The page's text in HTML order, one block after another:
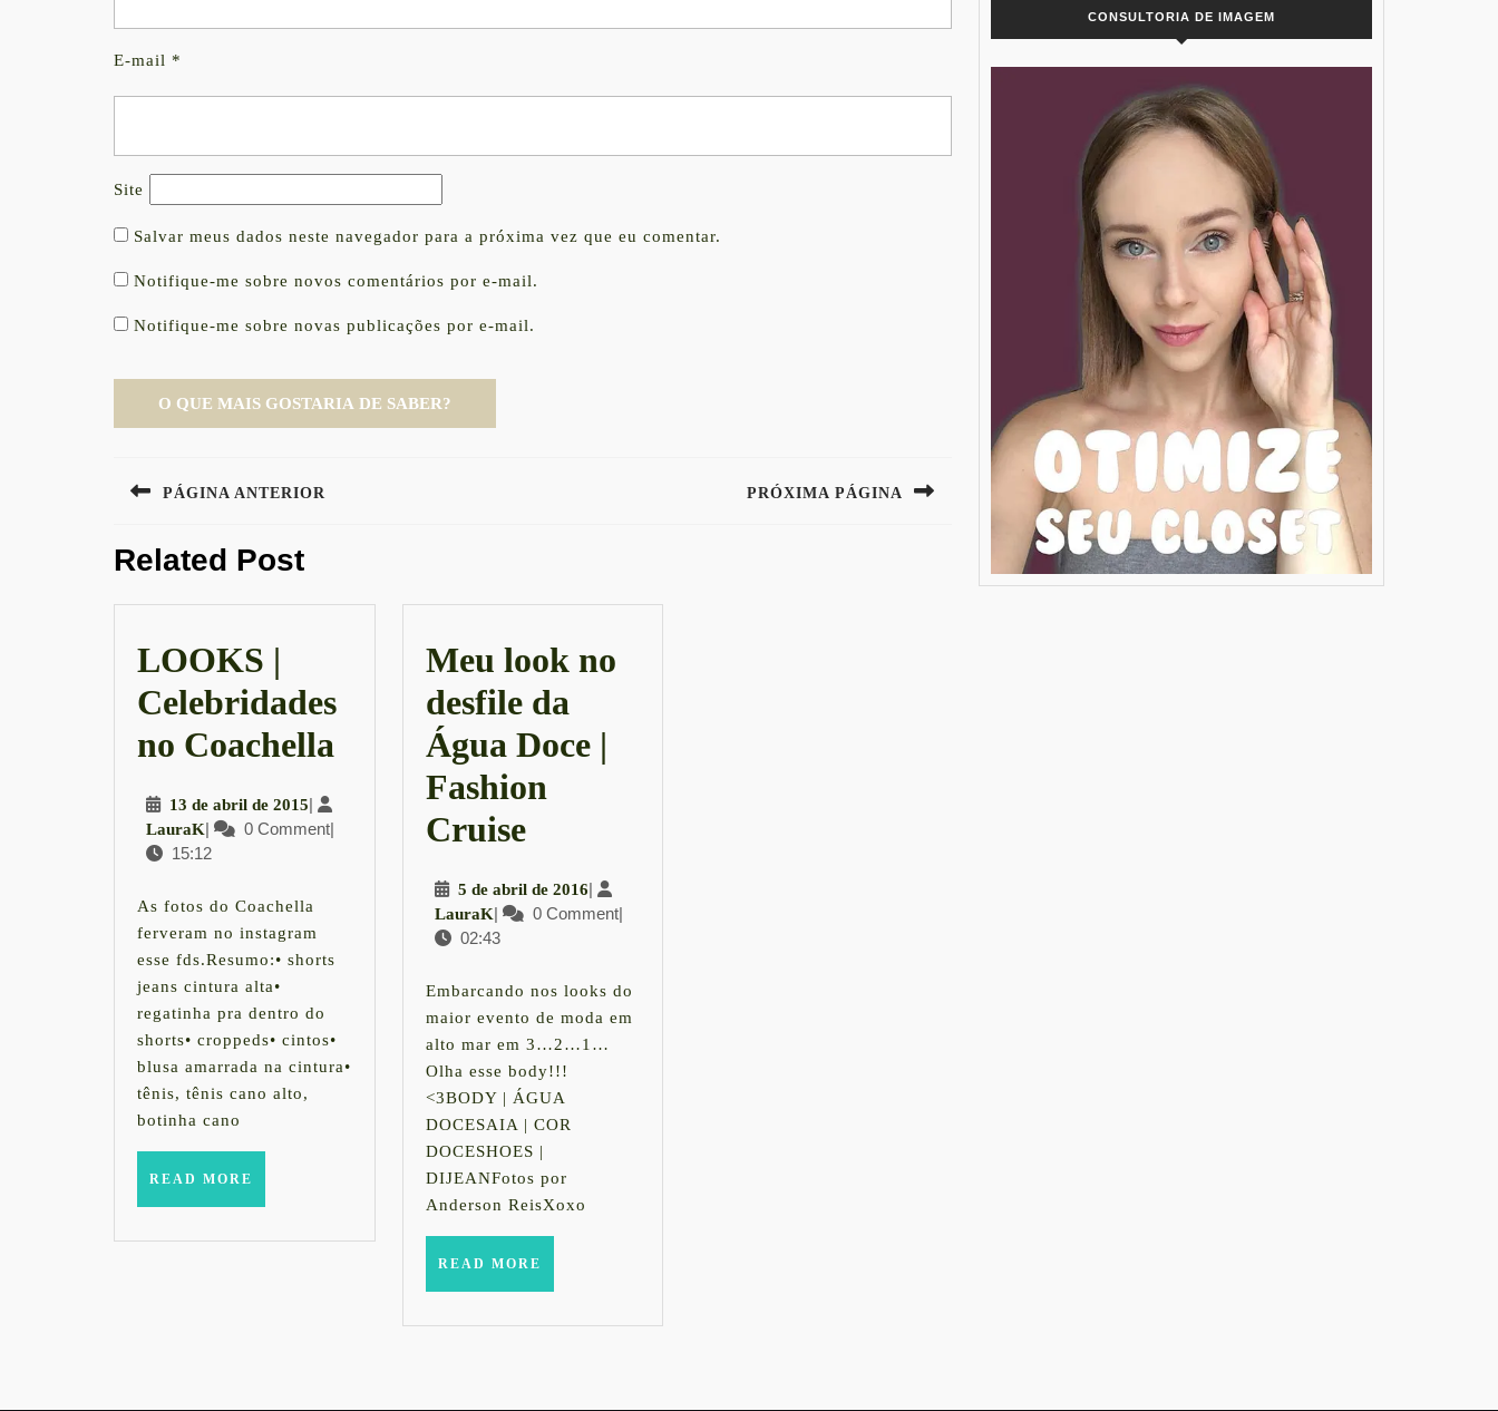
E-mail *
Site
Salvar meus dados neste navegador para a próxima vez que eu comentar.
Notifique-me sobre novos comentários por e-mail.
Notifique-me sobre novas publicações por e-mail.
de
Post
PÁGINA ANTERIOR
post:
PRÓXIMA PÁGINA
Related Post
LOOKS |
Celebridades
no Coachella LOOKS
Celebridades
Coachella
13 de abril de 201513
de
2015
|
LauraKLauraK
| 0 Comment|
15:12
As fotos do Coachella
ferveram no instagram
esse fds.Resumo:• shorts
jeans cintura alta•
regatinha pra dentro do
shorts• croppeds• cintos•
blusa amarrada na cintura•
tênis, tênis cano alto,
botinha cano
READ MORE
Meu look no
desfile da
Água Doce |
Fashion
CruiseMeu
no
da
Água
Doce
|
Fashion
Cruise
5 de abril de 20165
de
2016
|
LauraKLauraK
| 0 Comment|
02:43
Embarcando nos looks do
maior evento de moda em
alto mar em 3…2…1…
Olha esse body!!!
<3BODY | ÁGUA
DOCESAIA | COR
DOCESHOES |
DIJEANFotos por
Anderson ReisXoxo
READ MORE
CONSULTORIA DE IMAGEM